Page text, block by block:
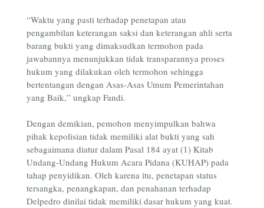
“Waktu yang pasti terhadap penetapan atau
pengambilan keterangan saksi dan keterangan ahli serta
barang bukti yang dimaksudkan termohon pada
jawabannya menunjukkan tidak transparannya proses
hukum yang dilakukan oleh termohon sehingga
bertentangan dengan Asas-Asas Umum Pemerintahan
yang Baik,” ungkap Fandi.
Dengan demikian, pemohon menyimpulkan bahwa
pihak kepolisian tidak memiliki alat bukti yang sah
sebagaimana diatur dalam Pasal 184 ayat (1) Kitab
Undang-Undang Hukum Acara Pidana (KUHAP) pada
tahap penyidikan. Oleh karena itu, penetapan status
tersangka, penangkapan, dan penahanan terhadap
Delpedro dinilai tidak memiliki dasar hukum yang kuat.